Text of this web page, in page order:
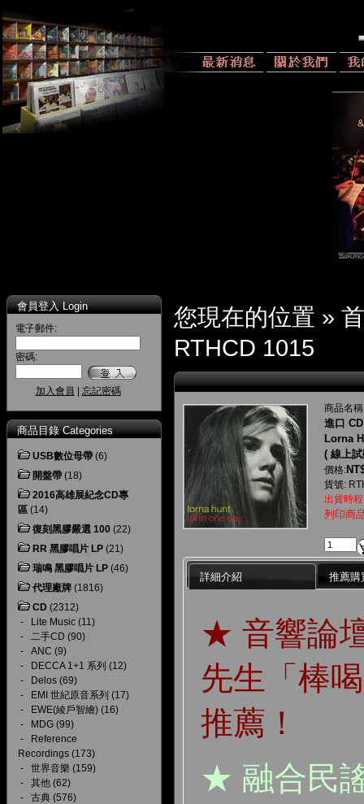
會員登入 Login
電子郵件:
密碼:
加入會員 忘記密碼
商品目錄 Categories
USB數位母帶 (6)
開盤帶 (18)
2016高雄展紀念CD專
區 (14)
復刻黑膠嚴選 100 (22)
RR 黑膠唱片 LP (21)
瑞鳴 黑膠唱片 LP (46)
代理廠牌 (1816)
CD (2312)
-
Lite Music (11)
- 二手CD (90)
- ANC (9)
-
DECCA 1+1 系列 (12)
-
Delos (69)
-
EMI 世紀原音系列 (17)
-
EWE(綾戶智繪) (16)
-
MDG (99)
-
Reference
Recordings (173)
- 世界音樂 (159)
- 其他 (62)
- 古典 (576)
您現在的位置 »
RTHCD 1015
商品名
進口
Lorna
( 線上
價格:
貨號:
出貨時
列印商
詳細介紹 推薦購
★ 音響論
先生「棒
推薦！
★ 融合民